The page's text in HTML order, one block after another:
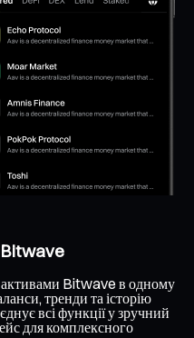
Bitwave
активами Bitwave в одному
тренди та історію
всі функції у зручний
для комплексного